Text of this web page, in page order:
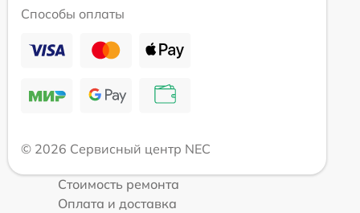
Способы оплаты
© 2026 Сервисный центр NEC
Стоимость ремонта
Оплата и доставка